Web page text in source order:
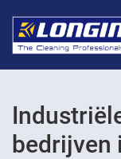
bedrijven